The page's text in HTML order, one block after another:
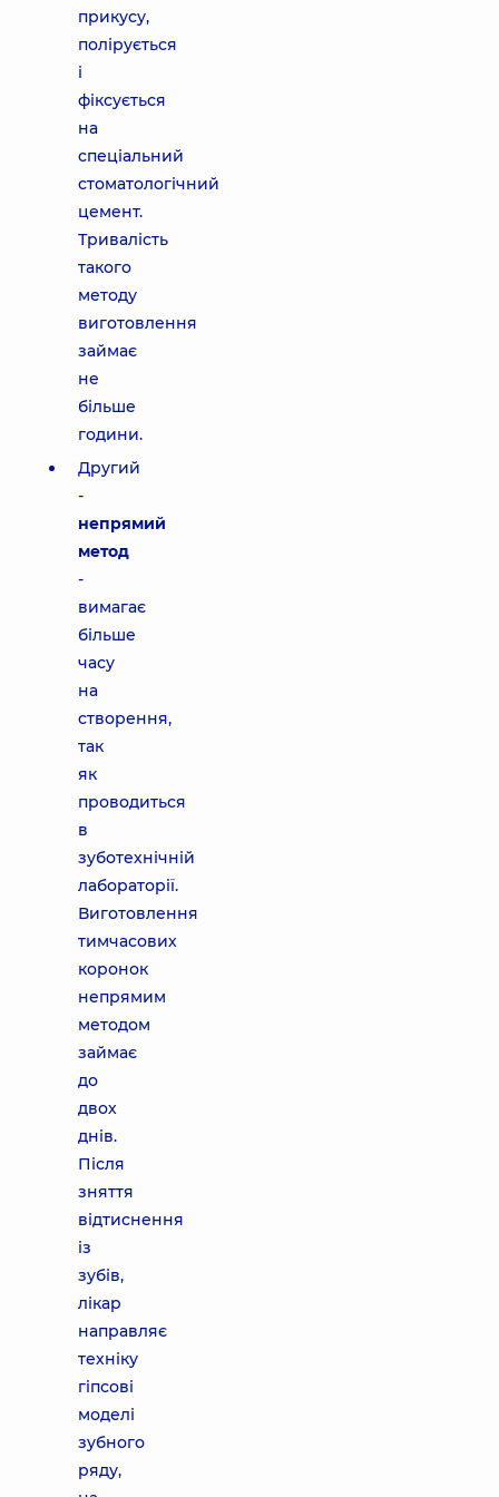
прикусу,
полірується
і
фіксується
на
спеціальний
стоматологічний
цемент.
Тривалість
такого
методу
виготовлення
займає
не
більше
години.
Другий
-
непрямий
метод
-
вимагає
більше
часу
на
створення,
так
як
проводиться
в
зуботехнічній
лабораторії.
Виготовлення
тимчасових
коронок
непрямим
методом
займає
до
двох
днів.
Після
зняття
відтиснення
із
зубів,
лікар
направляє
техніку
гіпсові
моделі
зубного
ряду,